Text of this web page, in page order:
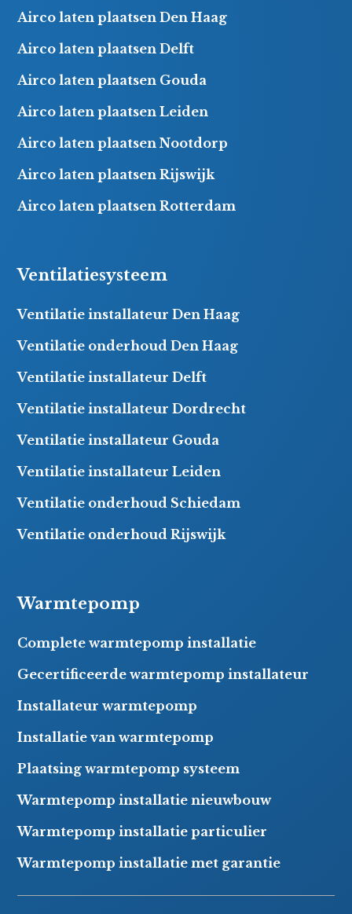
Airco laten plaatsen Den Haag
Airco laten plaatsen Delft
Airco laten plaatsen Gouda
Airco laten plaatsen Leiden
Airco laten plaatsen Nootdorp
Airco laten plaatsen Rijswijk
Airco laten plaatsen Rotterdam
Ventilatiesysteem
Ventilatie installateur Den Haag
Ventilatie onderhoud Den Haag
Ventilatie installateur Delft
Ventilatie installateur Dordrecht
Ventilatie installateur Gouda
Ventilatie installateur Leiden
Ventilatie onderhoud Schiedam
Ventilatie onderhoud Rijswijk
Warmtepomp
Complete warmtepomp installatie
Gecertificeerde warmtepomp installateur
Installateur warmtepomp
Installatie van warmtepomp
Plaatsing warmtepomp systeem
Warmtepomp installatie nieuwbouw
Warmtepomp installatie particulier
Warmtepomp installatie met garantie